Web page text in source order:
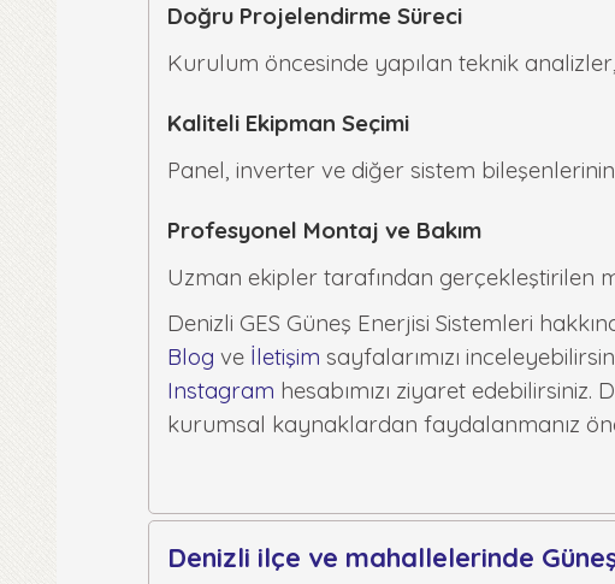
Doğru Projelendirme Süreci
Kurulum öncesinde yapılan teknik
Kaliteli Ekipman Seçimi
Panel, inverter ve diğer sistem
Profesyonel Montaj ve Bakım
Uzman ekipler tarafından gerçekleştirilen
Denizli GES Güneş Enerjisi Sistemleri
Blog ve İletişim sayfalarımızı
Instagram hesabımızı ziyaret
kurumsal kaynaklardan faydalanmanız
Denizli ilçe ve mahallelerinde